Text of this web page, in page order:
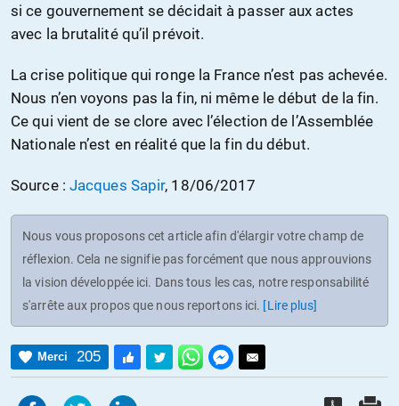
si ce gouvernement se décidait à passer aux actes
avec la brutalité qu’il prévoit.
La crise politique qui ronge la France n’est pas achevée.
Nous n’en voyons pas la fin, ni même le début de la fin.
Ce qui vient de se clore avec l’élection de l’Assemblée
Nationale n’est en réalité que la fin du début.
Source : Jacques Sapir, 18/06/2017
Nous vous proposons cet article afin d'élargir votre champ de
réflexion. Cela ne signifie pas forcément que nous approuvions
la vision développée ici. Dans tous les cas, notre responsabilité
s'arrête aux propos que nous reportons ici. [Lire plus]
Merci 205